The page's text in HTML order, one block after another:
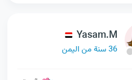
Yasam.M
36 سنة من اليمن